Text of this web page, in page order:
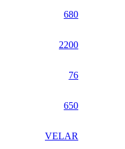
680
2200
76
650
VELAR